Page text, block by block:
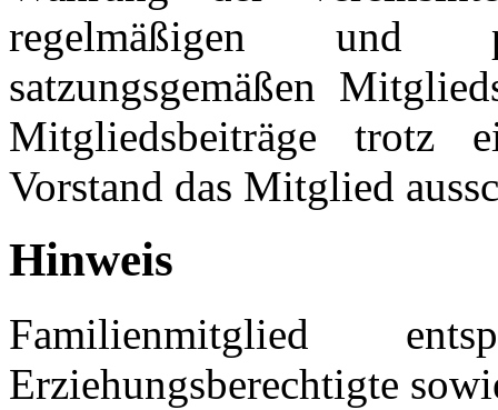
regelmäßigen und
satzungsgemäßen
Mitgliedsbeiträge trotz
Vorstand das Mitglied
Hinweis
Familienmitglied
Erziehungsberechtigte